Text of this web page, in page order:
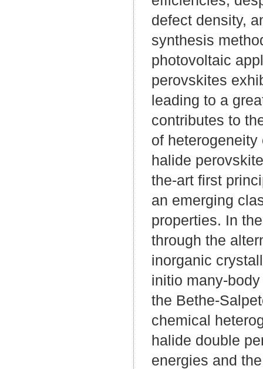
defect density,
synthesis
photovoltaic
perovskites
leading to a
contributes to
of
halide
the-art first
an emerging
properties. In
through the
inorganic
initio many-
the Bethe-
chemical
halide double
energies and